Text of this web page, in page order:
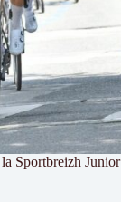
Sportbreizh Junior